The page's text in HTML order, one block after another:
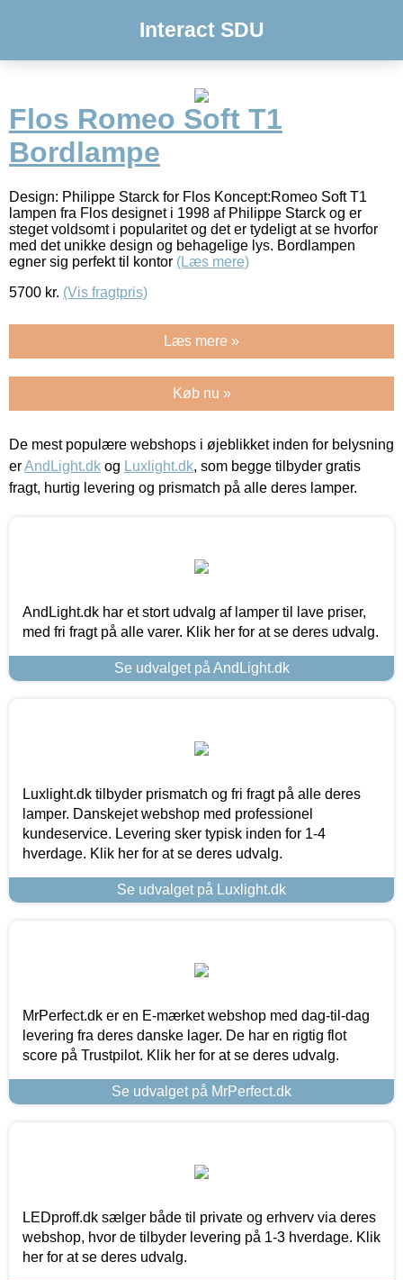
Interact SDU
Flos Romeo Soft T1
Bordlampe
Design: Philippe Starck for Flos Koncept:Romeo Soft T1
lampen fra Flos designet i 1998 af Philippe Starck og er
steget voldsomt i popularitet og det er tydeligt at se hvorfor
med det unikke design og behagelige lys. Bordlampen
egner sig perfekt til kontor (Læs mere)
5700 kr. (Vis fragtpris)
Læs mere »
Køb nu »
De mest populære webshops i øjeblikket inden for belysning
erAndLight.dk og Luxlight.dk, som begge tilbyder gratis
fragt, hurtig levering og prismatch på alle deres lamper.
AndLight.dk har et stort udvalg af lamper til lave priser,
med fri fragt på alle varer. Klik her for at se deres udvalg.
Se udvalget på AndLight.dk
Luxlight.dk tilbyder prismatch og fri fragt på alle deres
lamper. Danskejet webshop med professionel
kundeservice. Levering sker typisk inden for 1-4
hverdage. Klik her for at se deres udvalg.
Se udvalget på Luxlight.dk
MrPerfect.dk er en E-mærket webshop med dag-til-dag
levering fra deres danske lager. De har en rigtig flot
score på Trustpilot. Klik her for at se deres udvalg.
Se udvalget på MrPerfect.dk
LEDproff.dk sælger både til private og erhverv via deres
webshop, hvor de tilbyder levering på 1-3 hverdage. Klik
her for at se deres udvalg.